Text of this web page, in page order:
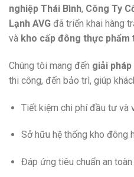
nghiệp Thái Bình, Công Ty
Lạnh AVG đã triển khai hàng
và kho cấp đông thực phẩm
Chúng tôi mang đến giải
thi công, đến bảo trì, giúp
Tiết kiệm chi phí đầu tư và
Sở hữu hệ thống kho đông
Đáp ứng tiêu chuẩn an